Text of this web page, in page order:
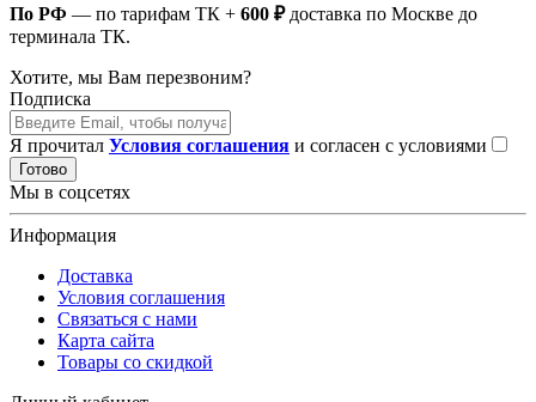
По РФ — по тарифам ТК + 600 ₽доставка по Москве до
терминала ТК.
Хотите, мы Вам перезвоним?
Подписка
Я прочитал Условия соглашения и согласен с условиями
Готово
Мы в соцсетях
Информация
Доставка
Условия соглашения
Связаться с нами
Карта сайта
Товары со скидкой